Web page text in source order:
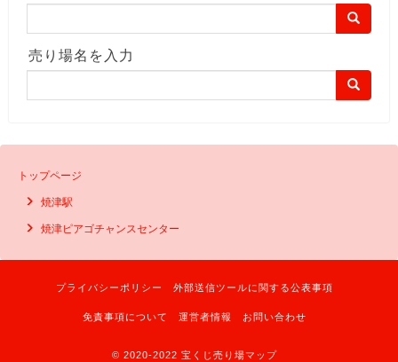
売り場名を入力
トップページ
焼津駅
焼津ピアゴチャンスセンター
プライバシーポリシー 外部送信ツールに関する公表事項
免責事項について 運営者情報 お問い合わせ
© 2020-2022 宝くじ売り場マップ